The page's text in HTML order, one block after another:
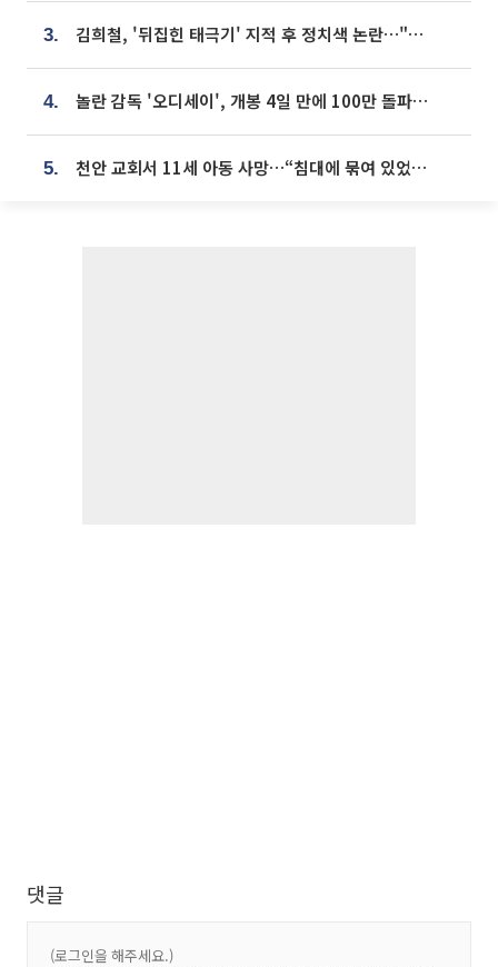
3. 김희철, '뒤집힌 태극기' 지적 후 정치색 논란…"좌우 떠나 우리나라 국기"
4. 놀란 감독 '오디세이', 개봉 4일 만에 100만 돌파⋯'왕사남' 보다 빠르다
5. 천안 교회서 11세 아동 사망…“침대에 묶여 있었다” 진술 확보
댓글